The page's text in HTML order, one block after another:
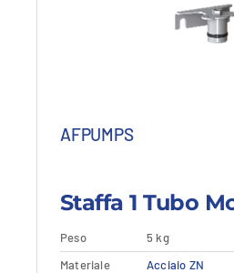
Aggiungi al carrello
AFPUMPS
Staffa 1 Tubo
Peso
5 kg
Materiale
Acciaio ZN